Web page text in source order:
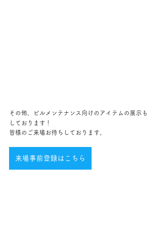
その他、ビルメンテナンス向けのアイテムの展示も
しております！
皆様のご来場お待ちしております。
来場事前登録はこちら